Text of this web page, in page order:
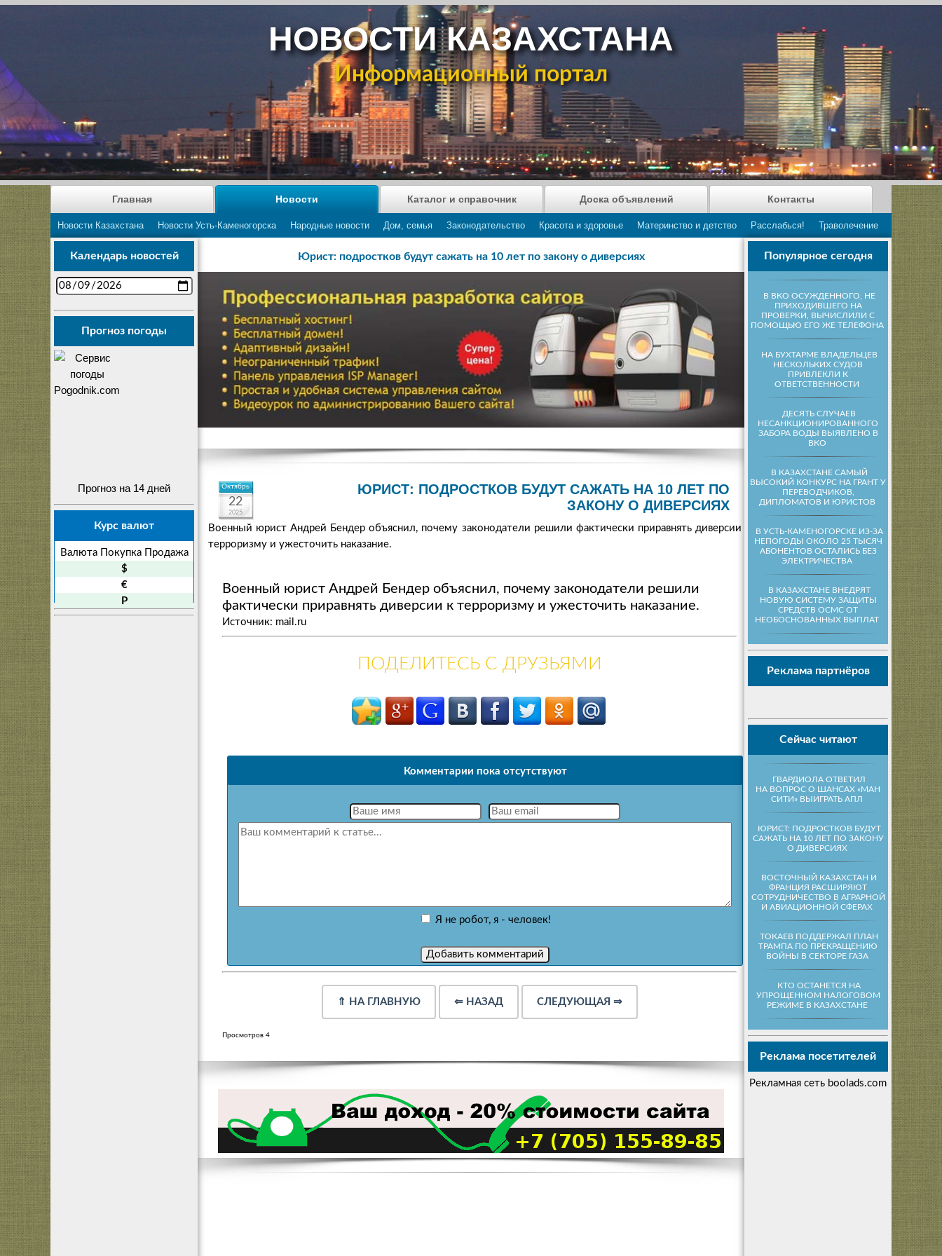
НОВОСТИ КАЗАХСТАНА
Информационный портал
Главная Новости
Новости Казахстана Новости Усть-Каменогорска Народные новости Дом, семья Законодательство Красота и здоровье Материнство и детство Расслабься! Траволечение
Каталог и справочник Доска объявлений Контакты
Популярное сегодня
В ВКО ОСУЖДЕННОГО, НЕ
ПРИХОДИВШЕГО НА
ПРОВЕРКИ, ВЫЧИСЛИЛИ С
ПОМОЩЬЮ ЕГО ЖЕ ТЕЛЕФОНА
НА БУХТАРМЕ ВЛАДЕЛЬЦЕВ
НЕСКОЛЬКИХ СУДОВ
ПРИВЛЕКЛИ К
ОТВЕТСТВЕННОСТИ
ДЕСЯТЬ СЛУЧАЕВ
НЕСАНКЦИОНИРОВАННОГО
ЗАБОРА ВОДЫ ВЫЯВЛЕНО В
ВКО
В КАЗАХСТАНЕ САМЫЙ
ВЫСОКИЙ КОНКУРС НА ГРАНТ У
ПЕРЕВОДЧИКОВ,
ДИПЛОМАТОВ И ЮРИСТОВ
В УСТЬ-КАМЕНОГОРСКЕ ИЗ-ЗА
НЕПОГОДЫ ОКОЛО 25 ТЫСЯЧ
АБОНЕНТОВ ОСТАЛИСЬ БЕЗ
ЭЛЕКТРИЧЕСТВА
В КАЗАХСТАНЕ ВНЕДРЯТ
НОВУЮ СИСТЕМУ ЗАЩИТЫ
СРЕДСТВ ОСМС ОТ
НЕОБОСНОВАННЫХ ВЫПЛАТ
Реклама партнёров
Сейчас читают
ГВАРДИОЛА ОТВЕТИЛ
НА ВОПРОС О ШАНСАХ «МАН
СИТИ» ВЫИГРАТЬ АПЛ
ЮРИСТ: ПОДРОСТКОВ БУДУТ
САЖАТЬ НА 10 ЛЕТ ПО ЗАКОНУ
О ДИВЕРСИЯХ
ВОСТОЧНЫЙ КАЗАХСТАН И
ФРАНЦИЯ РАСШИРЯЮТ
СОТРУДНИЧЕСТВО В АГРАРНОЙ
И АВИАЦИОННОЙ СФЕРАХ
ТОКАЕВ ПОДДЕРЖАЛ ПЛАН
ТРАМПА ПО ПРЕКРАЩЕНИЮ
ВОЙНЫ В СЕКТОРЕ ГАЗА
КТО ОСТАНЕТСЯ НА
УПРОЩЕННОМ НАЛОГОВОМ
РЕЖИМЕ В КАЗАХСТАНЕ
Реклама посетителей
Рекламная сеть boolads.com
Календарь новостей
Прогноз погоды
Прогноз на 14 дней
Курс валют
Валюта Покупка
Продажа
$
€
P
Юрист: подростков будут сажать на 10 лет по закону о диверсиях
Октябрь
22
2025
ЮРИСТ: ПОДРОСТКОВ БУДУТ САЖАТЬ НА 10 ЛЕТ ПО
ЗАКОНУ О ДИВЕРСИЯХ
Военный юрист Андрей Бендер объяснил, почему законодатели решили фактически приравнять диверсии к
терроризму и ужесточить наказание.
Военный юрист Андрей Бендер объяснил, почему законодатели решили
фактически приравнять диверсии к терроризму и ужесточить наказание.
Источник: mail.ru
ПОДЕЛИТЕСЬ С ДРУЗЬЯМИ
Комментарии пока отсутствуют
Я не робот, я - человек!
⇑ НА ГЛАВНУЮ ⇐ НАЗАД СЛЕДУЮЩАЯ ⇒
Просмотров 4